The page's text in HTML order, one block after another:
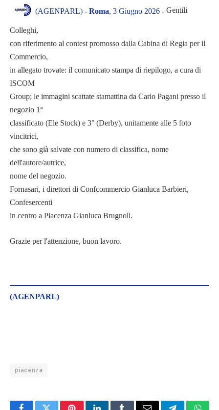
(AGENPARL) - Roma, 3 Giugno 2026 - Gentili
Colleghi,
con riferimento al contest promosso dalla Cabina di Regia per il
Commercio,
in allegato trovate: il comunicato stampa di riepilogo, a cura di
ISCOM
Group; le immagini scattate stamattina da Carlo Pagani presso il
negozio 1°
classificato (Ele Stock) e 3° (Derby), unitamente alle 5 foto
vincitrici,
che sono già salvate con numero di classifica, nome
dell'autore/autrice,
nome del negozio.
Fornasari, i direttori di Confcommercio Gianluca Barbieri,
Confesercenti
in centro a Piacenza Gianluca Brugnoli.
Grazie per l'attenzione, buon lavoro.
(AGENPARL)
piacenza